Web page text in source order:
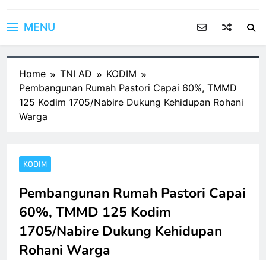
MENU
Home TNI AD
KODIM
Pembangunan Rumah Pastori Capai 60%, TMMD
125 Kodim 1705/Nabire Dukung Kehidupan Rohani
Warga
KODIM
Pembangunan Rumah Pastori Capai
60%, TMMD 125 Kodim
1705/Nabire Dukung Kehidupan
Rohani Warga